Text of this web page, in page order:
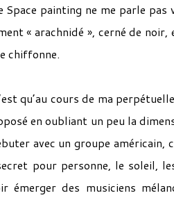
painting ne me parle
« arachnidé », cerné de
chiffonne.
qu’au cours de ma
en oubliant un peu la
avec un groupe américain,
pour personne, le soleil,
des musiciens